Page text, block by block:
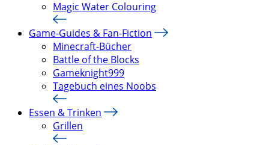
Magic Water Colouring
Game-Guides & Fan-Fiction
Minecraft-Bücher
Battle of the Blocks
Gameknight999
Tagebuch eines Noobs
Essen & Trinken
Grillen